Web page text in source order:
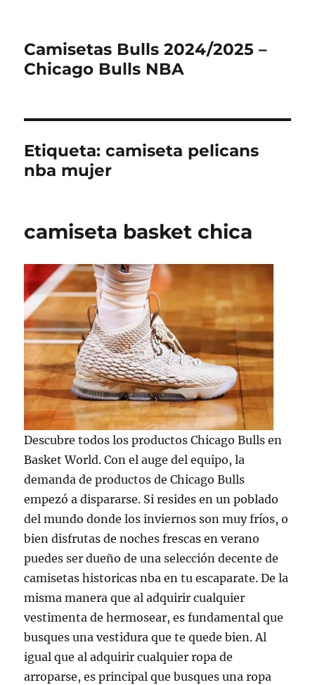
Camisetas Bulls 2024/2025 –
Chicago Bulls NBA
Etiqueta:camiseta pelicans
nba mujer
camiseta basket chica
Descubre todos los productos Chicago Bulls en
Basket World. Con el auge del equipo, la
demanda de productos de Chicago Bulls
empezó a dispararse. Si resides en un poblado
del mundo donde los inviernos son muy fríos, o
bien disfrutas de noches frescas en verano
puedes ser dueño de una selección decente de
camisetas historicas nba en tu escaparate. De la
misma manera que al adquirir cualquier
vestimenta de hermosear, es fundamental que
busques una vestidura que te quede bien. Al
igual que al adquirir cualquier ropa de
arroparse, es principal que busques una ropa